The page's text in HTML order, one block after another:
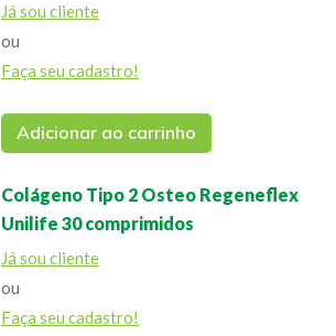
Já sou cliente
ou
Faça seu cadastro!
Adicionar ao carrinho
Colágeno Tipo 2 Osteo Regeneflex
Unilife 30 comprimidos
Já sou cliente
ou
Faça seu cadastro!